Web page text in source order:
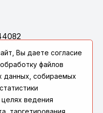
Вы даете согласие
файлов
данных, собираемых
ведения
таргетирования